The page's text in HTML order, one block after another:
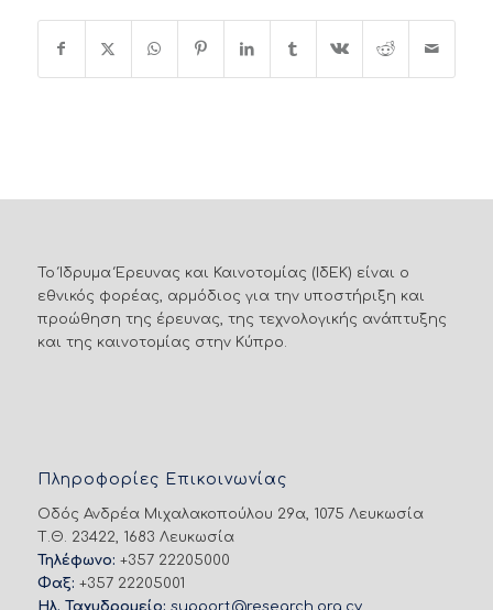
Το Ίδρυμα Έρευνας και Καινοτομίας (ΙδΕΚ) είναι ο
εθνικός φορέας, αρμόδιος για την υποστήριξη και
προώθηση της έρευνας, της τεχνολογικής ανάπτυξης
και της καινοτομίας στην Κύπρο.
Πληροφορίες Επικοινωνίας
Οδός Ανδρέα Μιχαλακοπούλου 29α, 1075 Λευκωσία
Τ.Θ. 23422, 1683 Λευκωσία
Τηλέφωνο: +357 22205000
Φαξ: +357 22205001
Ηλ. Ταχυδρομείο: support@research.org.cy